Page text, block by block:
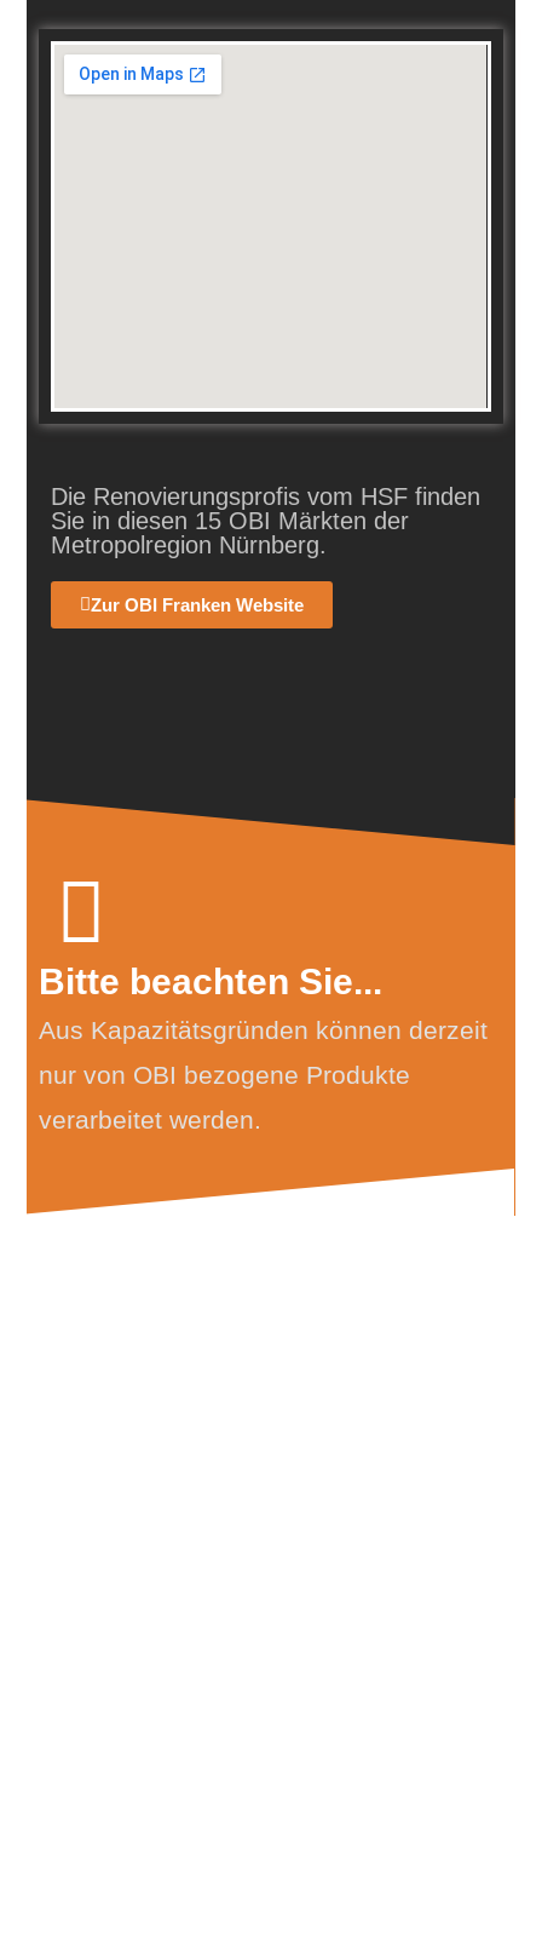
Die Renovierungsprofis vom HSF finden
Sie in diesen 15 OBI Märkten der
Metropolregion Nürnberg.
Zur OBI Franken Website
Bitte beachten Sie...
Aus Kapazitätsgründen können derzeit
nur von OBI bezogene Produkte
verarbeitet werden.